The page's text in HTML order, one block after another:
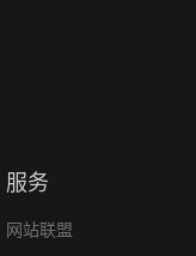
服务
网站联盟